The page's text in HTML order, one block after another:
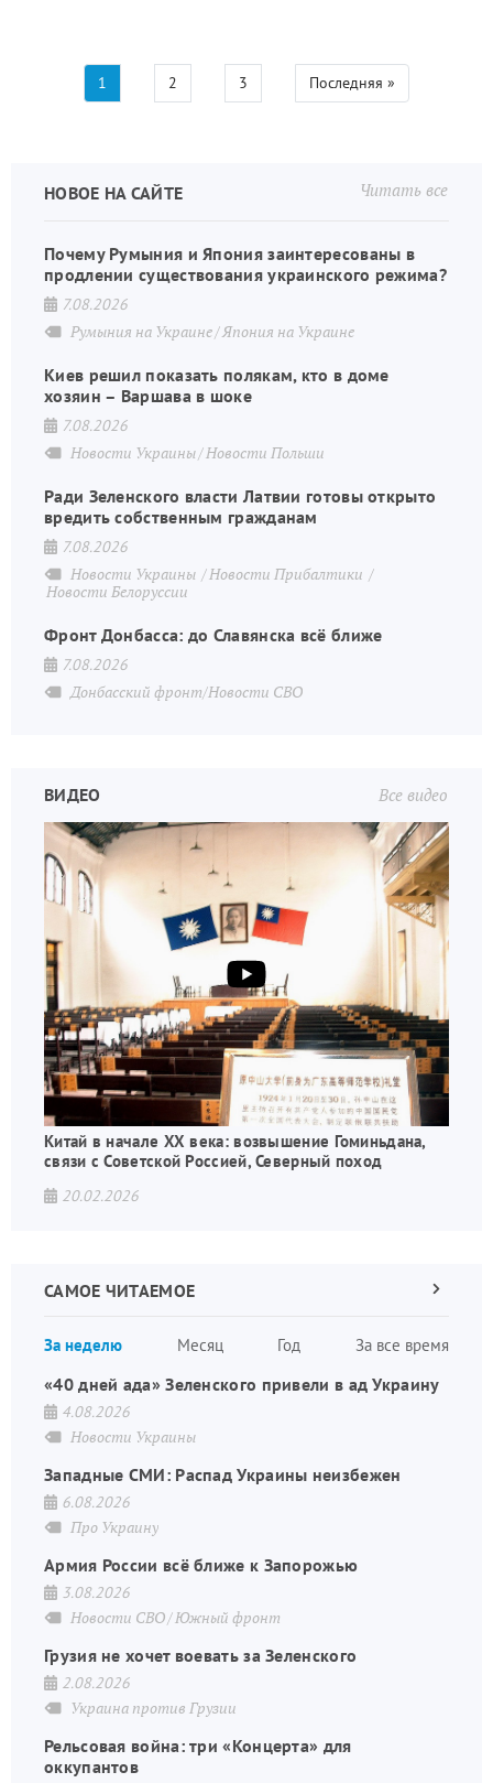
Нумерация
Текущая
страница
1 Страница
2 Страница
3
Последняя
страница
Последняя »
Читать все
НОВОЕ НА САЙТЕ
Почему Румыния и Япония заинтересованы в
продлении существования украинского режима?
7.08.2026
Румыния на Украине Япония на Украине
Киев решил показать полякам, кто в доме
хозяин – Варшава в шоке
7.08.2026
Новости Украины Новости Польши
Ради Зеленского власти Латвии готовы открыто
вредить собственным гражданам
7.08.2026
Новости Украины
Новости Прибалтики
Новости Белоруссии
Фронт Донбасса: до Славянска всё ближе
7.08.2026
Донбасский фронт/Новости СВО
Все видео
ВИДЕО
Китай в начале XX века: возвышение Гоминьдана,
связи с Советской Россией, Северный поход
20.02.2026
САМОЕ ЧИТАЕМОЕ
За неделю Месяц Год За все время
Следующая
«40 дней ада» Зеленского привели в ад Украину
4.08.2026
Новости Украины
Западные СМИ: Распад Украины неизбежен
6.08.2026
Про Украину
Армия России всё ближе к Запорожью
3.08.2026
Новости СВО Южный фронт
Грузия не хочет воевать за Зеленского
2.08.2026
Украина против Грузии
Рельсовая война: три «Концерта» для
оккупантов